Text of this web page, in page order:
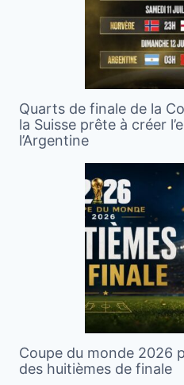
Quarts de finale de la
la Suisse prête à créer
l’Argentine
Coupe du monde 2026
des huitièmes de finale